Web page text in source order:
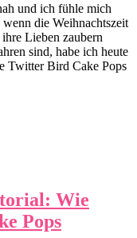
und ich fühle mich
die Weihnachtszeit
Lieben zaubern
sind, habe ich heute
Twitter Bird Cake Pops
Wie
Pops